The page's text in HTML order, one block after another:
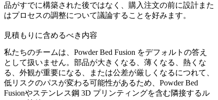
品がすでに構築された後ではなく、購入注文の前に設計また
はプロセスの調整について議論することを好みます。
見積もりに含めるべき内容
私たちのチームは、Powder Bed Fusion をデフォルトの答え
として扱いません。部品が大きくなる、薄くなる、熱くな
る、外観が重要になる、または公差が厳しくなるにつれて、
低リスクのパスが変わる可能性があるため、 Powder Bed
Fusionやステンレス鋼 3D プリンティングを含む隣接するル